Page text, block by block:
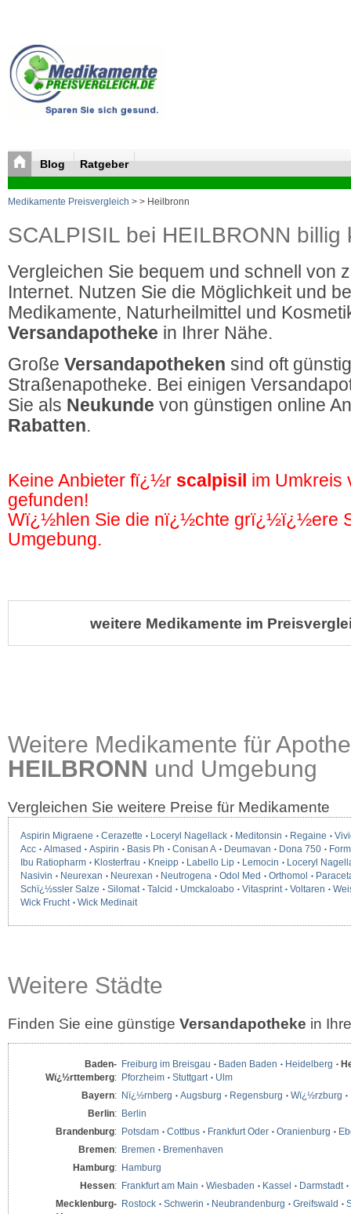
Blog Ratgeber
Medikamente Preisvergleich > > Heilbronn
SCALPISIL bei HEILBRONN billig
Vergleichen Sie bequem und schnell von
Internet. Nutzen Sie die Möglichkeit und
Medikamente, Naturheilmittel und
Versandapotheke in Ihrer Nähe.
Große Versandapotheken sind oft
Straßenapotheke. Bei einigen
Sie als Neukunde von günstigen online
Rabatten.
Keine Anbieter fï¿½r scalpisil im Umkreis
gefunden!
Wï¿½hlen Sie die nï¿½chte grï¿½ï¿½ere
Umgebung.
weitere Medikamente im
Weitere Medikamente für
HEILBRONN und Umgebung
Vergleichen Sie weitere Preise für Medikamente
Aspirin Migraene Cerazette Loceryl Nagellack Meditonsin Regaine
Acc
Almased Aspirin Basis Ph Conisan A Deumavan Dona 750
Ibu Ratiopharm
Klosterfrau Kneipp Labello Lip Lemocin
Loceryl
Nasivin
Neurexan Neurexan Neutrogena Odol Med Orthomol
Schï¿½ssler Salze
Silomat Talcid Umckaloabo Vitasprint Voltaren
Wick Frucht
Wick Medinait
Weitere Städte
Finden Sie eine günstige Versandapotheke in
Baden-
Wï¿½rttemberg:
Freiburg im Breisgau Baden Baden Heidelberg
Pforzheim
Stuttgart
Ulm
Bayern: Nï¿½rnberg Augsburg Regensburg Wï¿½rzburg
Berlin: Berlin
Brandenburg: Potsdam Cottbus Frankfurt Oder Oranienburg
Bremen: Bremen
Bremenhaven
Hamburg: Hamburg
Hessen: Frankfurt am Main Wiesbaden Kassel
Darmstadt
Mecklenburg- Rostock Schwerin Neubrandenburg Greifswald